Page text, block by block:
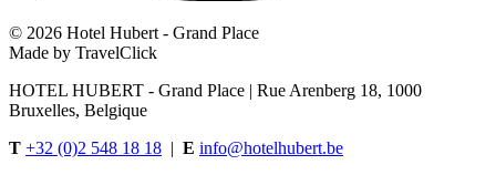
© 2026 Hotel Hubert - Grand Place
Made by TravelClick
HOTEL HUBERT - Grand Place | Rue Arenberg 18, 1000
Bruxelles, Belgique
T +32 (0)2 548 18 18 | E info@hotelhubert.be